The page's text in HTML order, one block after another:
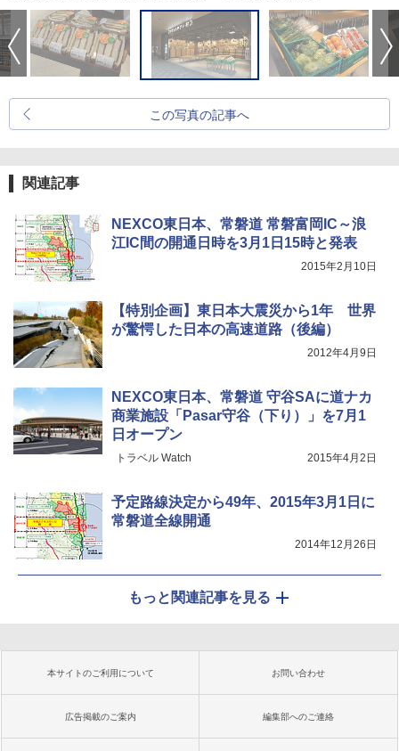
この写真の記事へ
関連記事
NEXCO東日本、常磐道 常磐富岡IC～浪
江IC間の開通日時を3月1日15時と発表
2015年2月10日
【特別企画】東日本大震災から1年 世界
が驚愕した日本の高速道路（後編）
2012年4月9日
NEXCO東日本、常磐道 守谷SAに道ナカ
商業施設「Pasar守谷（下り）」を7月1
日オープン
トラベル Watch 2015年4月2日
予定路線決定から49年、2015年3月1日に
常磐道全線開通
2014年12月26日
もっと関連記事を見る
本サイトのご利用について お問い合わせ
広告掲載のご案内 編集部へのご連絡